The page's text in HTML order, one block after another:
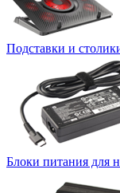
Подставки и
Блоки питания для